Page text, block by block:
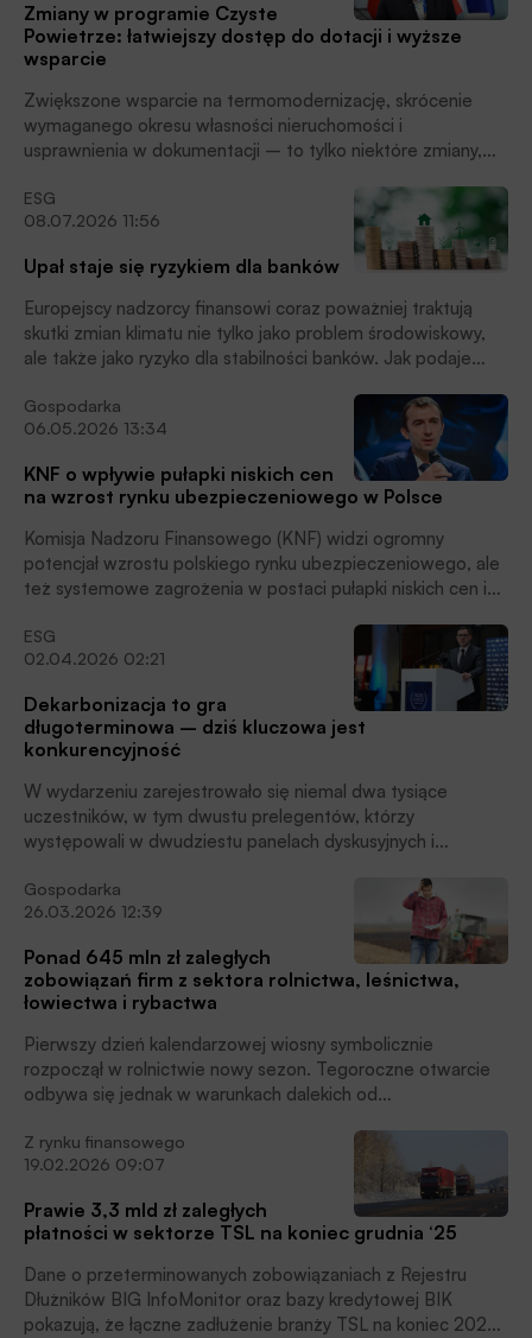
Zmiany w programie Czyste
Powietrze: łatwiejszy dostęp do dotacji i wyższe
wsparcie
Zwiększone wsparcie na termomodernizację, skrócenie
wymaganego okresu własności nieruchomości i
usprawnienia w dokumentacji – to tylko niektóre zmiany,
Czyste Powietrze. Mają one ułatwić beneficjentom dostęp
do dofinansowania na wymianę nieefektywnych źródeł
ciepła. Jednocześnie NFOŚiGW zapowiada dalsze zmiany
w programie, m.in. bon na audyt energetyczny.
ESG
08.07.2026 11:56
Upał staje się ryzykiem dla banków
Europejscy nadzorcy finansowi coraz poważniej traktują
skutki zmian klimatu nie tylko jako problem środowiskowy,
ale także jako ryzyko dla stabilności banków. Jak podaje
pracuje nad sposobami mierzenia wpływu ekstremalnych
upałów na sektor finansowy. W przyszłości wysokie
temperatury mogą stać się osobną kategorią w testach
warunków skrajnych, podobnie jak dziś analizuje się wpływ
recesji, wzrostu stóp procentowych czy strat kredytowych,
pisze Witold Gadomski.
Gospodarka
06.05.2026 13:34
KNF o wpływie pułapki niskich cen
na wzrost rynku ubezpieczeniowego w Polsce
Komisja Nadzoru Finansowego (KNF) widzi ogromny
potencjał wzrostu polskiego rynku ubezpieczeniowego, ale
też systemowe zagrożenia w postaci pułapki niskich cen i
– mówił zastępca przewodniczącego Komisji Nadzoru
Finansowego Krystian Wiercioch podczas XIV Kongresu PIU
ESG
02.04.2026 02:21
Dekarbonizacja to gra
długoterminowa – dziś kluczowa jest
konkurencyjność
W wydarzeniu zarejestrowało się niemal dwa tysiące
uczestników, w tym dwustu prelegentów, którzy
występowali w dwudziestu panelach dyskusyjnych i
pozycję jako najważniejsza platforma dialogu między
administracją publiczną, biznesem i sektorem finansowym w
obszarze transformacji energetycznej i gospodarczej.
Tegoroczna edycja wyraźnie pokazała zmianę akcentów w
debacie – od priorytetu celów klimatycznych w kierunku
szerszego spojrzenia na konkurencyjność gospodarki i
bezpieczeństwo energetyczne. Wydarzenie zostało objęte
patronatem honorowym Ministerstwa Energii, Ministerstwa
Klimatu i Środowiska, Ministerstwa Aktywów Państwowych,
Cyfryzacji. Patronem medialnym kongresu był Portal
Finansowy BANK.pl.
Gospodarka
26.03.2026 12:39
Ponad 645 mln zł zaległych
zobowiązań firm z sektora rolnictwa, leśnictwa,
łowiectwa i rybactwa
Pierwszy dzień kalendarzowej wiosny symbolicznie
rozpoczął w rolnictwie nowy sezon. Tegoroczne otwarcie
odbywa się jednak w warunkach dalekich od
Dłużników BIG InfoMonitor oraz bazy BIK pokazują spadek
zaległego zadłużenia firm z sektora rolnictwa, leśnictwa,
łowiectwa i rybactwa – do poziomu 645,8 mln zł, czyli o
ponad 9 mln zł – to skala poprawy pozostaje umiarkowana
w stosunku do całego zadłużenia branży. O ile można
mówić o pierwszych oznakach finansowej wiosennej
odwilży, o tyle trudno uznać je za sygnał trwałej poprawy
sytuacji ekonomicznej sektora. Tym bardziej, że rolnicy
Z rynku finansowego
19.02.2026 09:07
Prawie 3,3 mld zł zaległych
płatności w sektorze TSL na koniec grudnia ‘25
Dane o przeterminowanych zobowiązaniach z Rejestru
Dłużników BIG InfoMonitor oraz bazy kredytowej BIK
pokazują, że łączne zadłużenie branży TSL na koniec 2025